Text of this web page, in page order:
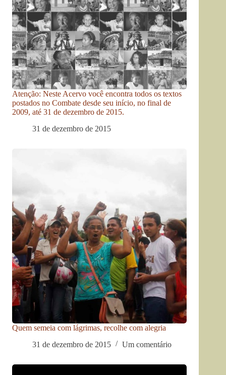
Atenção: Neste Acervo você encontra todos os textos
postados no Combate desde seu início, no final de
2009, até 31 de dezembro de 2015.
31 de dezembro de 2015
Quem semeia com lágrimas, recolhe com alegria
31 de dezembro de 2015
Um comentário